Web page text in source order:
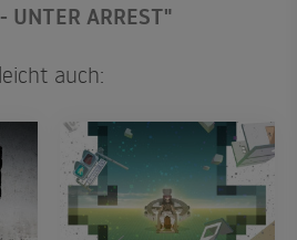
UNTER ARREST"
auch: